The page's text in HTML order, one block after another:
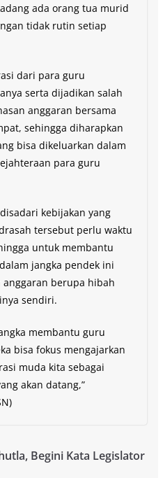
ada orang tua murid
tidak rutin setiap
dari para guru
serta dijadikan salah
anggaran bersama
sehingga diharapkan
bisa dikeluarkan dalam
para guru
kebijakan yang
tersebut perlu waktu
untuk membantu
jangka pendek ini
berupa hibah
sendiri.
membantu guru
bisa fokus mengajarkan
muda kita sebagai
akan datang,”
Begini Kata Legislator